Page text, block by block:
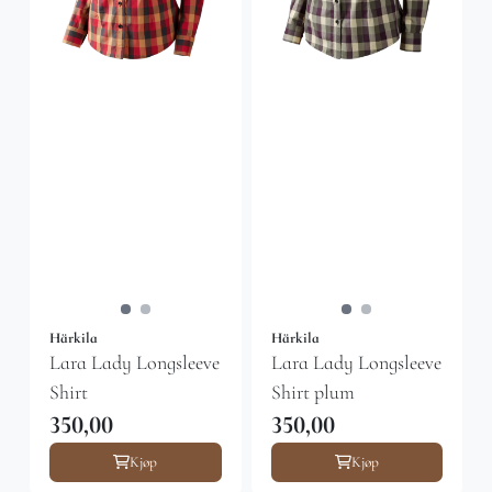
Härkila
Lara Lady Longsleeve
Shirt
350,00
Kjøp
Härkila
Lara Lady Longsleeve
Shirt plum
350,00
Kjøp